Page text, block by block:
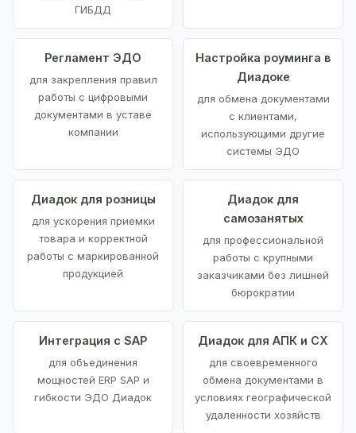
ГИБДД
Регламент ЭДО
для закрепления правил
работы с цифровыми
документами в уставе
компании
Настройка роуминга в
Диадоке
для обмена документами
с клиентами,
использующими другие
системы ЭДО
Диадок для розницы
для ускорения приемки
товара и корректной
работы с маркированной
продукцией
Диадок для
самозанятых
для профессиональной
работы с крупными
заказчиками без лишней
бюрократии
Интеграция с SAP
для объединения
мощностей ERP SAP и
гибкости ЭДО Диадок
Диадок для АПК и СХ
для своевременного
обмена документами в
условиях географической
удаленности хозяйств